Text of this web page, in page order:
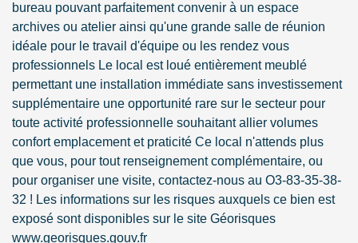
bureau pouvant parfaitement convenir à un espace
archives ou atelier ainsi qu'une grande salle de réunion
idéale pour le travail d'équipe ou les rendez vous
professionnels Le local est loué entièrement meublé
permettant une installation immédiate sans investissement
supplémentaire une opportunité rare sur le secteur pour
toute activité professionnelle souhaitant allier volumes
confort emplacement et praticité Ce local n'attends plus
que vous, pour tout renseignement complémentaire, ou
pour organiser une visite, contactez-nous au O3-83-35-38-
32 ! Les informations sur les risques auxquels ce bien est
exposé sont disponibles sur le site Géorisques
www.georisques.gouv.fr